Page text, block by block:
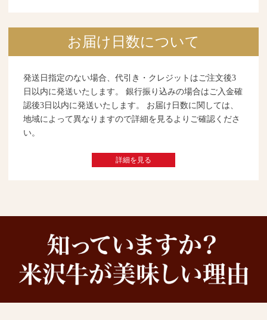
お届け日数について
発送日指定のない場合、代引き・クレジットはご注文後3
日以内に発送いたします。 銀行振り込みの場合はご入金確
認後3日以内に発送いたします。 お届け日数に関しては、
地域によって異なりますので詳細を見るよりご確認くださ
い。
詳細を見る